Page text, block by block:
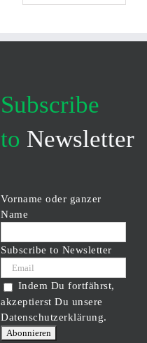
Subscribe
to Newsletter
Vorname oder ganzer
Name
Subscribe to Newsletter
Indem Du fortfährst,
akzeptierst Du unsere
Datenschutzerklärung.